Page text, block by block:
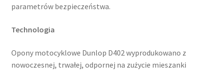
parametrów bezpieczeństwa.
Technologia
Opony motocyklowe Dunlop D402 wyprodukowano z
nowoczesnej, trwałej, odpornej na zużycie mieszanki